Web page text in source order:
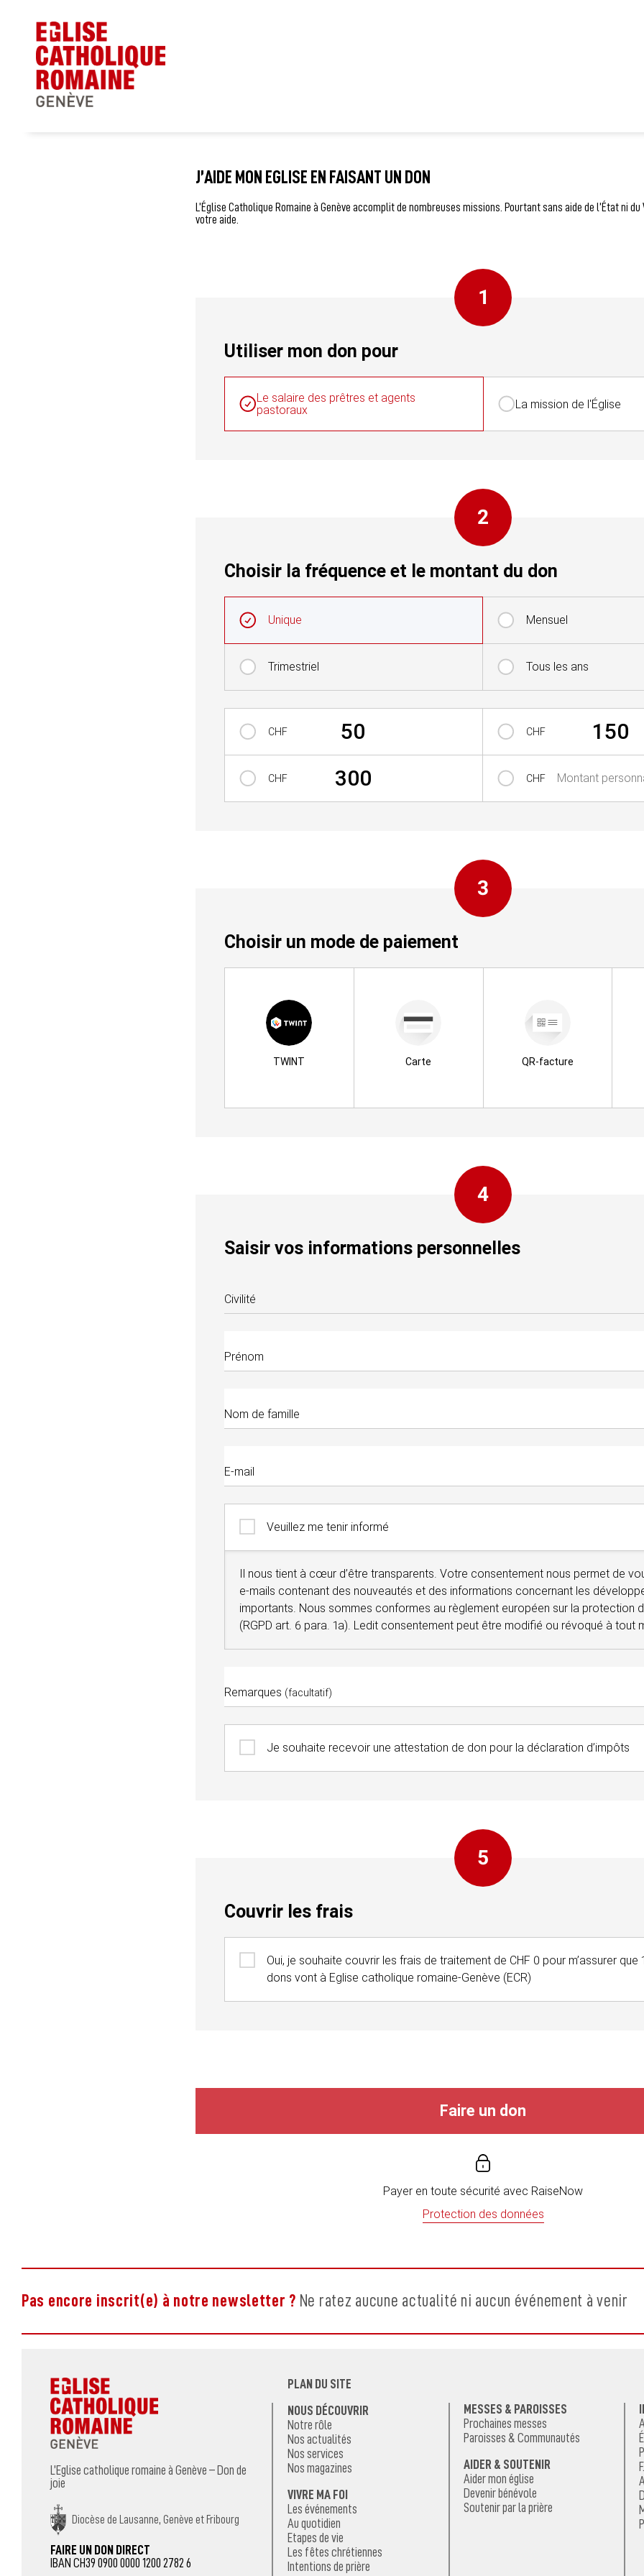
J’AIDE MON EGLISE EN FAISANT UN DON
L’Église Catholique Romaine à Genève accomplit de nombreuses missions. Pourtant sans aide de l’État ni
votre aide.
1
Utiliser mon don pour
Le salaire des prêtres et agents
pastoraux
La mission de l'Église
2
Choisir la fréquence et le montant du don
Unique
Mensuel
Trimestriel Tous les ans
CHF 50 CHF 150
CHF 300 CHF Montant
3
Choisir un mode de paiement
TWINT Carte QR-facture
4
Saisir vos informations personnelles
Civilité
Prénom
Nom de famille
E-mail
Veuillez me tenir informé
Il nous tient à cœur d’être transparents. Votre consentement nous permet de
e-mails contenant des nouveautés et des informations concernant les
importants. Nous sommes conformes au règlement européen sur la protection
(RGPD art. 6 para. 1a). Ledit consentement peut être modifié ou révoqué à tout
Remarques (facultatif)
Je souhaite recevoir une attestation de don pour la déclaration d’impôts
5
Couvrir les frais
Oui, je souhaite couvrir les frais de traitement de CHF 0 pour m’assurer que
dons vont à Eglise catholique romaine-Genève (ECR)
Faire un don
Payer en toute sécurité avec RaiseNow
Protection des données
Pas encore inscrit(e) à notre newsletter ? Ne ratez aucune actualité ni aucun événement à venir
L’Eglise catholique romaine à Genève – Don de
joie
Diocèse de Lausanne, Genève et Fribourg
FAIRE UN DON DIRECT
IBAN CH39 0900 0000 1200 2782 6
PLAN DU SITE
NOUS DÉCOUVRIR
Notre rôle
Nos actualités
Nos services
Nos magazines
VIVRE MA FOI
Les événements
Au quotidien
Etapes de vie
Les fêtes chrétiennes
Intentions de prière
MESSES & PAROISSES
Prochaines messes
Paroisses & Communautés
AIDER & SOUTENIR
Aider mon église
Devenir bénévole
Soutenir par la prière